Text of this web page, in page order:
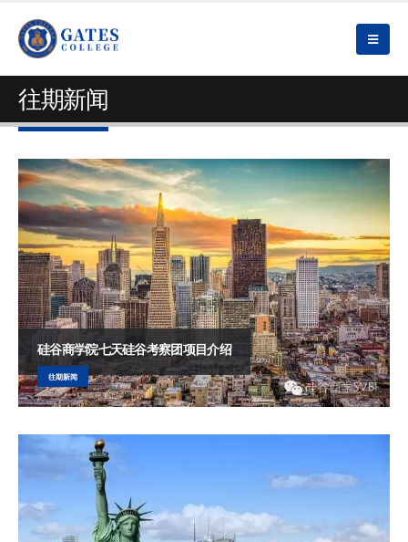
往期新闻
硅谷商学院七天硅谷考察团项目介绍
往期新闻